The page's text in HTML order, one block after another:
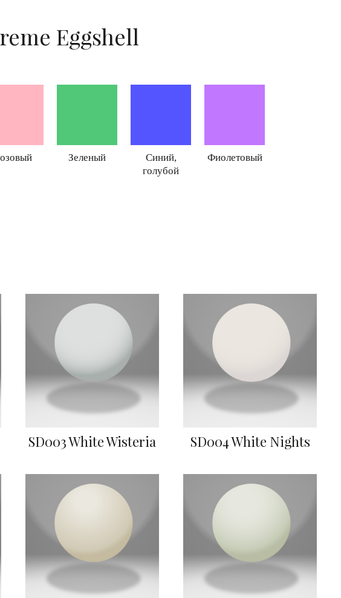
Eggshell
Зеленый
Синий,
голубой
Фиолетовый
SD003 White Wisteria SD004 White Nights